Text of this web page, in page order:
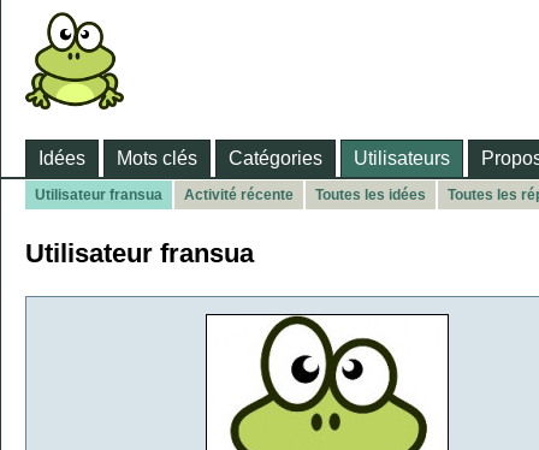
Idées Mots clés Catégories Utilisateurs
Utilisateur fransua Activité récente Toutes les idées Toutes les
Utilisateur fransua